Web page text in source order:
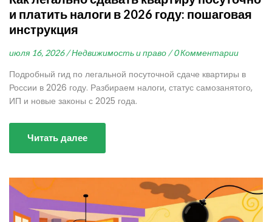
и платить налоги в 2026 году: пошаговая
инструкция
июля 16, 2026 / Недвижимость и право / 0 Комментарии
Подробный гид по легальной посуточной сдаче квартиры в
России в 2026 году. Разбираем налоги, статус самозанятого,
ИП и новые законы с 2025 года.
Читать далее